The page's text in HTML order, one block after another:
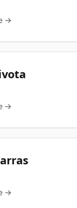
→
→
→